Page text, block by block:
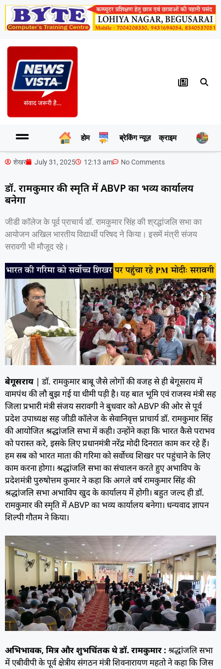
होम ब्रेकिंग न्यूज़ क्राइम
शेखर July 31, 2025 12:13 am No Comments
डॉ. रामकुमार की स्मृति में ABVP का भव्य कार्यालय
बनेगा
जीडी कॉलेज के पूर्व प्राचार्य डॉ. रामकुमार सिंह की श्रद्धांजलि सभा का
आयोजन अखिल भारतीय विद्यार्थी परिषद ने किया। इसमें मंत्री संजय
सरावगी भी मौजूद रहे।
बेगूसराय | डाॅ. रामकुमार बाबू जैसे लोगों की वजह से ही बेगूसराय में
वामपंथ की लौ बुझ गई या धीमी पड़ी है। यह बात भूमि एवं राजस्व मंत्री सह
जिला प्रभारी मंत्री संजय सरावगी ने बुधवार को ABVP की ओर से पूर्व
प्रदेश उपाध्यक्ष सह जीडी कॉलेज के सेवानिवृत्त प्राचार्य डॉ. रामकुमार सिंह
की आयोजित श्रद्धांजलि सभा में कही। उन्होंने कहा कि भारत कैसे पराभव
को परास्त करे, इसके लिए प्रधानमंत्री नरेंद्र मोदी दिनरात काम कर रहे हैं।
हम सब को भारत माता की गरिमा को सर्वोच्च शिखर पर पहुंचाने के लिए
काम करना होगा। श्रद्धांजलि सभा का संचालन करते हुए अभाविप के
प्रदेशमंत्री पुरुषोत्तम कुमार ने कहा कि अगले वर्ष रामकुमार सिंह की
श्रद्धांजलि सभा अभाविप खुद के कार्यालय में होगी। बहुत जल्द ही डॉ.
रामकुमार की स्मृति में ABVP का भव्य कार्यालय बनेगा। धन्यवाद ज्ञापन
शिल्पी गौतम ने किया।
अभिभावक, मित्र और शुभचिंतक थे डॉ. रामकुमार : श्रद्धांजलि सभा
में एबीवीपी के पूर्व क्षेत्रीय संगठन मंत्री शिवनारायण महतो ने कहा कि जिस